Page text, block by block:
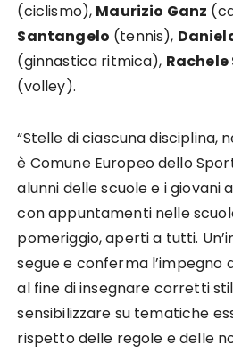
(ciclismo), Maurizio Ganz
Santangelo (tennis),
(ginnastica ritmica),
(volley).
“Stelle di ciascuna disciplina,
è Comune Europeo dello
alunni delle scuole e i giovani
con appuntamenti nelle
pomeriggio, aperti a tutti.
segue e conferma l’impegno
al fine di insegnare corretti
sensibilizzare su tematiche
rispetto delle regole e delle